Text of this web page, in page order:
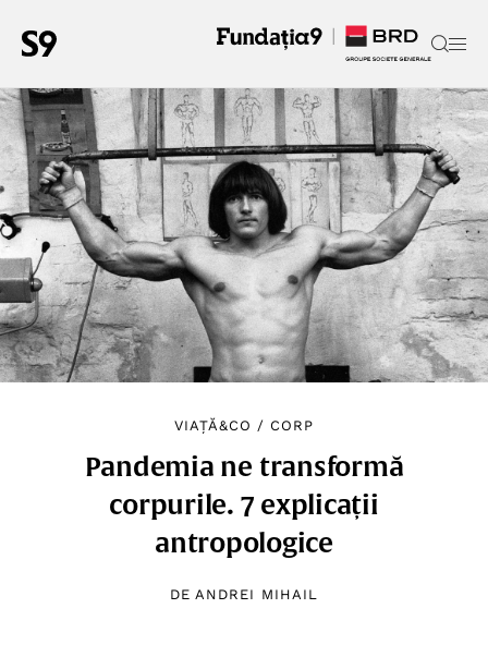
VIAȚĂ&CO / CORP
Pandemia ne transformă
corpurile. 7 explicații
antropologice
DEANDREI MIHAIL